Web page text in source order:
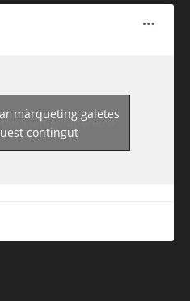
guiadereus/
màrqueting galetes
contingut